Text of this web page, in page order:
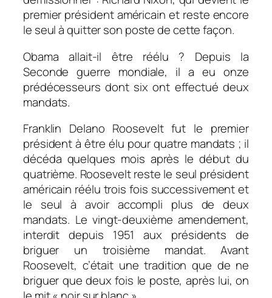
premier président américain et reste encore
le seul à quitter son poste de cette façon.
Obama allait-il être réélu ? Depuis la
Seconde guerre mondiale, il a eu onze
prédécesseurs dont six ont effectué deux
mandats.
Franklin Delano Roosevelt fut le premier
président à être élu pour quatre mandats ; il
décéda quelques mois après le début du
quatrième. Roosevelt reste le seul président
américain réélu trois fois successivement et
le seul à avoir accompli plus de deux
mandats. Le vingt-deuxième amendement,
interdit depuis 1951 aux présidents de
briguer un troisième mandat. Avant
Roosevelt, c’était une tradition que de ne
briguer que deux fois le poste, après lui, on